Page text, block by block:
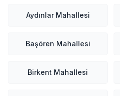
Aydınlar Mahallesi
Başören Mahallesi
Birkent Mahallesi